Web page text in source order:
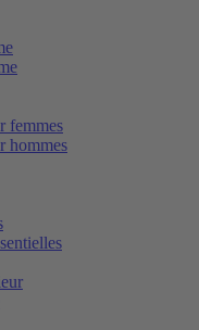
femmes
hommes